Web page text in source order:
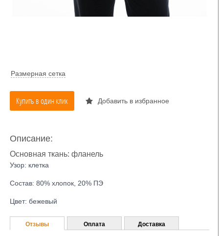
Размерная сетка
Купить в один клик Добавить в избранное
Описание:
Основная ткань: фланель
Узор: клетка
Состав: 80% хлопок, 20% ПЭ
Цвет: бежевый
Отзывы Оплата Доставка